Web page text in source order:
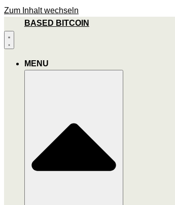
Zum Inhalt wechseln
BASED BITCOIN
MENU